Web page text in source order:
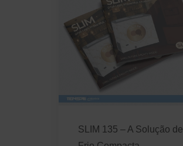
SLIM 135 – A Solução de